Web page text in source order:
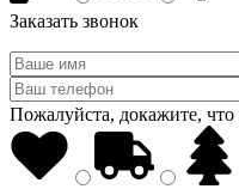
Заказать звонок
Пожалуйста, докажите,